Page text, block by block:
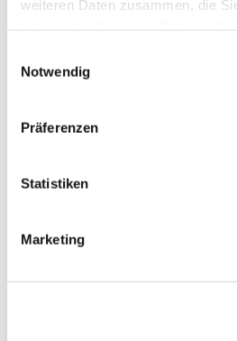
weiteren Daten zusammen, die
Notwendig
Präferenzen
Statistiken
Marketing
die Freude am Musizieren
willkommen! Eine
unter Christuskirche-
möglich.